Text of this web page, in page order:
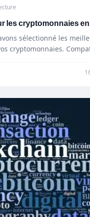
les cryptomonnaies
sélectionné les
cryptomonnaies.